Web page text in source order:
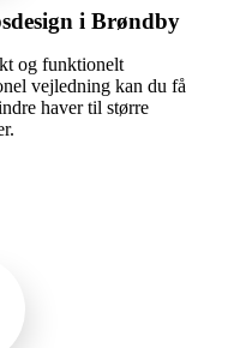
i Brøndby
og funktionelt
vejledning kan du få
haver til større